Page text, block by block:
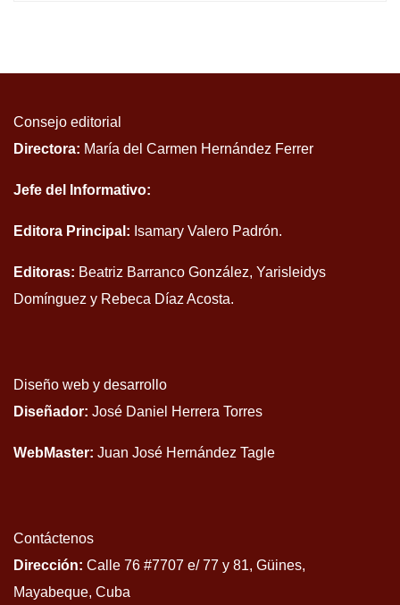
Consejo editorial
Directora: María del Carmen Hernández Ferrer
Jefe del Informativo:
Editora Principal: Isamary Valero Padrón.
Editoras: Beatriz Barranco González, Yarisleidys
Domínguez y Rebeca Díaz Acosta.
Diseño web y desarrollo
Diseñador: José Daniel Herrera Torres
WebMaster: Juan José Hernández Tagle
Contáctenos
Dirección: Calle 76 #7707 e/ 77 y 81, Güines,
Mayabeque, Cuba